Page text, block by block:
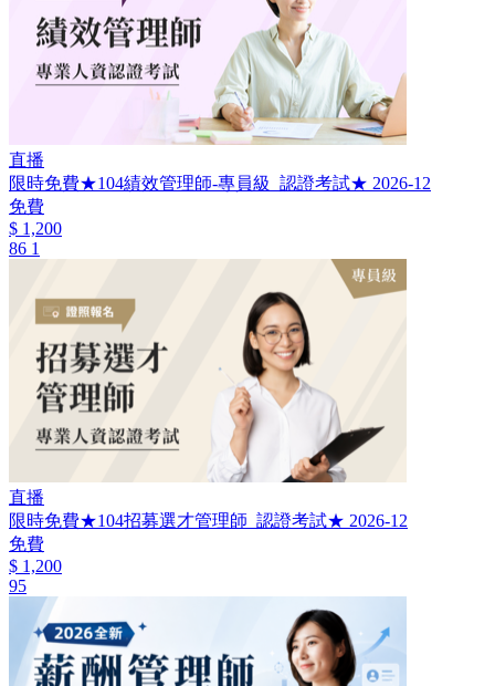
直播
限時免費★104績效管理師-專員級_認證考試★ 2026-12
免費
$ 1,200
86 1
直播
限時免費★104招募選才管理師_認證考試★ 2026-12
免費
$ 1,200
95